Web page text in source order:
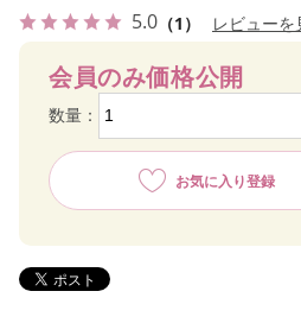
5.0 （1） レビューを
会員のみ価格公開
数量：
お気に入り登録